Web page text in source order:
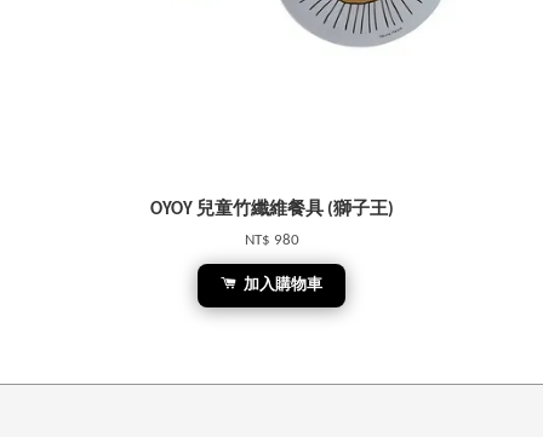
OYOY 兒童竹纖維餐具 (獅子王)
NT$ 980
加入購物車